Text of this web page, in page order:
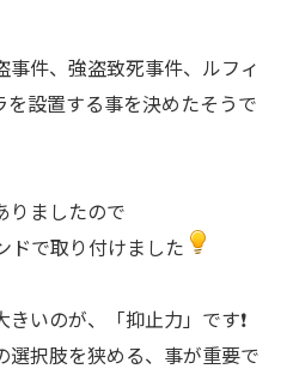
件、強盗致死事件、ルフィ
設置する事を決めたそうで
りましたので
ドで取り付けました
いのが、「抑止力」です❗️
選択肢を狭める、事が重要で